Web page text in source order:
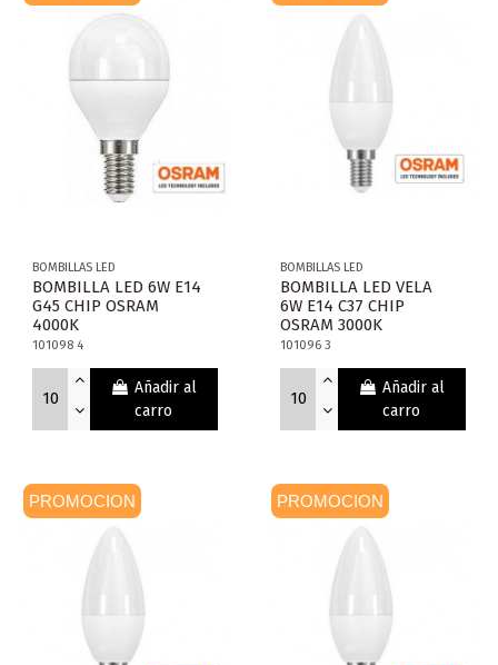
BOMBILLAS LED
BOMBILLA LED 6W E14
G45 CHIP OSRAM
4000K
101098 4
Añadir al
carro
BOMBILLAS LED
BOMBILLA LED VELA
6W E14 C37 CHIP
OSRAM 3000K
101096 3
Añadir al
carro
PROMOCION PROMOCION